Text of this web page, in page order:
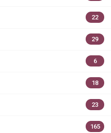
22
29
6
18
23
165